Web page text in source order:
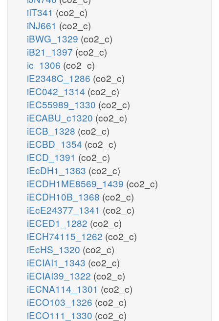
iIT341 (co2_c)
iNJ661 (co2_c)
iBWG_1329 (co2_c)
iB21_1397 (co2_c)
ic_1306 (co2_c)
iE2348C_1286 (co2_c)
iEC042_1314 (co2_c)
iEC55989_1330 (co2_c)
iECABU_c1320 (co2_c)
iECB_1328 (co2_c)
iECBD_1354 (co2_c)
iECD_1391 (co2_c)
iEcDH1_1363 (co2_c)
iECDH1ME8569_1439 (co2_c)
iECDH10B_1368 (co2_c)
iEcE24377_1341 (co2_c)
iECED1_1282 (co2_c)
iECH74115_1262 (co2_c)
iEcHS_1320 (co2_c)
iECIAI1_1343 (co2_c)
iECIAI39_1322 (co2_c)
iECNA114_1301 (co2_c)
iECO103_1326 (co2_c)
iECO111_1330 (co2_c)